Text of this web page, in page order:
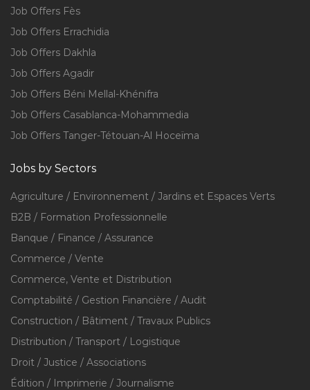
Job Offers Fès
Job Offers Errachidia
Job Offers Dakhla
Job Offers Agadir
Job Offers Béni Mellal-Khénifra
Job Offers Casablanca-Mohammedia
Job Offers Tanger-Tétouan-Al Hoceïma
Jobs by Sectors
Agriculture / Environnement / Jardins et Espaces Verts
B2B / Formation Professionnelle
Banque / Finance / Assurance
Commerce / Vente
Commerce, Vente et Distribution
Comptabilité / Gestion Financière / Audit
Construction / Bâtiment / Travaux Publics
Distribution / Transport / Logistique
Droit / Justice / Associations
Édition / Imprimerie / Journalisme